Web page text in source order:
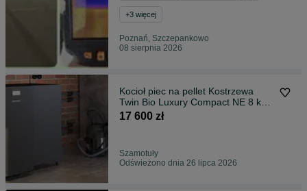
+3 więcej
Poznań, Szczepankowo
08 sierpnia 2026
Kocioł piec na pellet Kostrzewa
Twin Bio Luxury Compact NE 8 kW
Promocja Uruchomienie
17 600 zł
Szamotuły
Odświeżono dnia 26 lipca 2026